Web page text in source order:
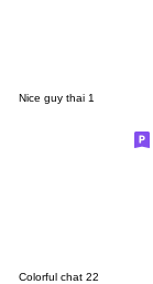
Nice guy thai 1
Colorful chat 22